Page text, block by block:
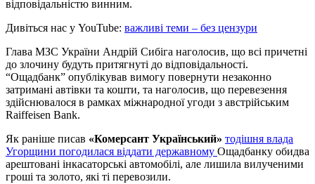
відповідальністю винним.
Дивіться нас у YouTube: важливі теми – без цензури
Глава МЗС України Андрій Сибіга наголосив, що всі причетні
до злочину будуть притягнуті до відповідальності.
“Ощадбанк” опублікував вимогу повернути незаконно
затримані автівки та кошти, та наголосив, що перевезення
здійснювалося в рамках міжнародної угоди з австрійським
Raiffeisen Bank.
Як раніше писав «Комерсант Український» тодішня влада
Угорщини погодилася віддати державному Ощадбанку обидва
арештовані інкасаторські автомобілі, але лишила вилученими
гроші та золото, які ті перевозили.